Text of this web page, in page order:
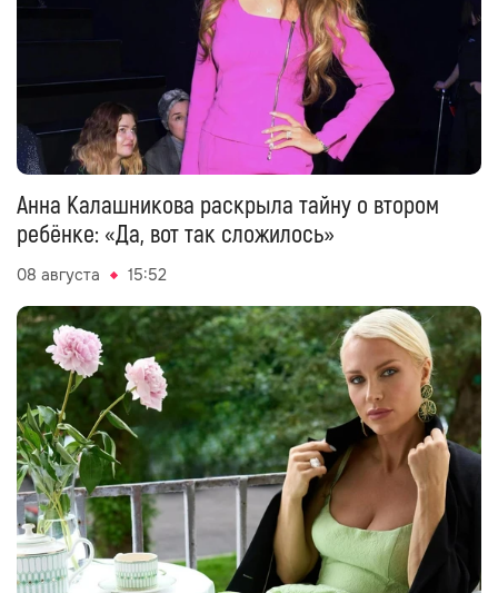
Анна Калашникова раскрыла тайну о втором
ребёнке: «Да, вот так сложилось»
08 августа 15:52